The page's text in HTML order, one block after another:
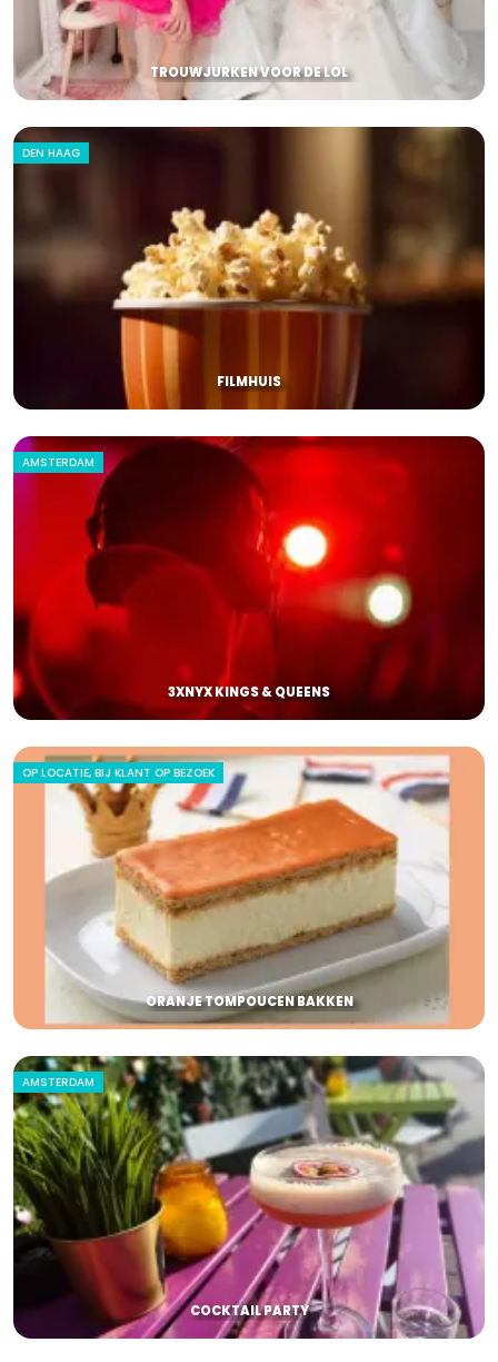
TROUWJURKEN VOOR DE LOL
DEN HAAG
FILMHUIS
AMSTERDAM
3XNYX KINGS & QUEENS
OP LOCATIE, BIJ KLANT OP BEZOEK
ORANJE TOMPOUCEN BAKKEN
AMSTERDAM
COCKTAIL PARTY